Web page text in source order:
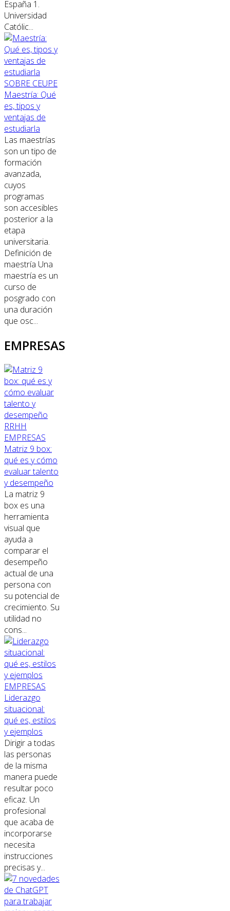
España 1.
Universidad
Católic...
SOBRE CEUPE
Maestría: Qué
es, tipos y
ventajas de
estudiarla
Las maestrías
son un tipo de
formación
avanzada,
cuyos
programas
son accesibles
posterior a la
etapa
universitaria.
Definición de
maestría Una
maestría es un
curso de
posgrado con
una duración
que osc...
EMPRESAS
RRHH
EMPRESAS
Matriz 9 box:
qué es y cómo
evaluar talento
y desempeño
La matriz 9
box es una
herramienta
visual que
ayuda a
comparar el
desempeño
actual de una
persona con
su potencial de
crecimiento. Su
utilidad no
cons...
EMPRESAS
Liderazgo
situacional:
qué es, estilos
y ejemplos
Dirigir a todas
las personas
de la misma
manera puede
resultar poco
eficaz. Un
profesional
que acaba de
incorporarse
necesita
instrucciones
precisas y...